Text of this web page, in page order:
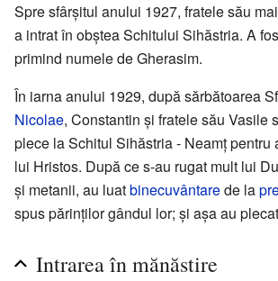
Spre sfârșitul anului 1927, fratele său
a intrat în obștea Schitului Sihăstria. A
primind numele de Gherasim.
În iarna anului 1929, după sărbătoarea
Nicolae, Constantin și fratele său Vasile
plece la Schitul Sihăstria - Neamț pentru
lui Hristos. După ce s-au rugat mult lui
și metanii, au luatbinecuvântarede la
spus părinților gândul lor; și așa au
Intrarea în mănăstire